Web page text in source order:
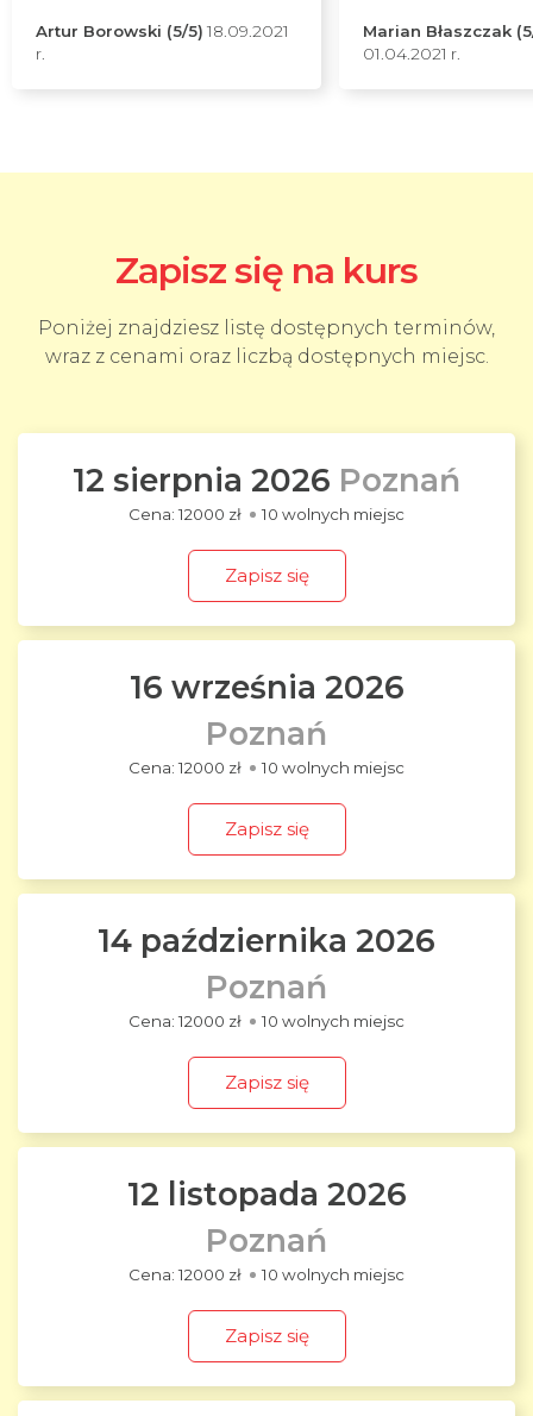
Artur Borowski (5/5) 18.09.2021
r.
Marian Błaszczak
01.04.2021 r.
Zapisz się na kurs
Poniżej znajdziesz listę dostępnych terminów,
wraz z cenami oraz liczbą dostępnych miejsc.
12 sierpnia 2026 Poznań
12000 zł 10 wolnych miejsc
Zapisz się
16 września 2026
Poznań
12000 zł 10 wolnych miejsc
Zapisz się
14 października 2026
Poznań
12000 zł 10 wolnych miejsc
Zapisz się
12 listopada 2026
Poznań
12000 zł 10 wolnych miejsc
Zapisz się